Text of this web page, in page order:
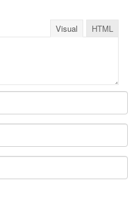
Visual HTML